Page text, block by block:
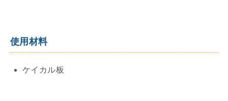
使用材料
ケイカル板